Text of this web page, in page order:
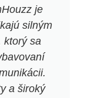
je
silným
ktorý sa
a široký